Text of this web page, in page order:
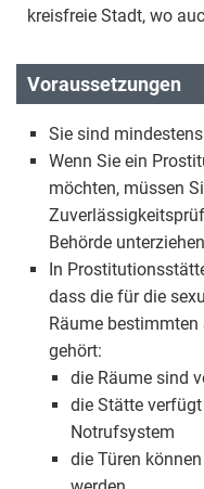
kreisfreie Stadt, wo
Voraussetzungen
Sie sind
Wenn Sie ein
möchten, müssen
Behörde
In
dass die für die
Räume
gehört:
die Räume sind
die Stätte
Notrufsystem
die Türen